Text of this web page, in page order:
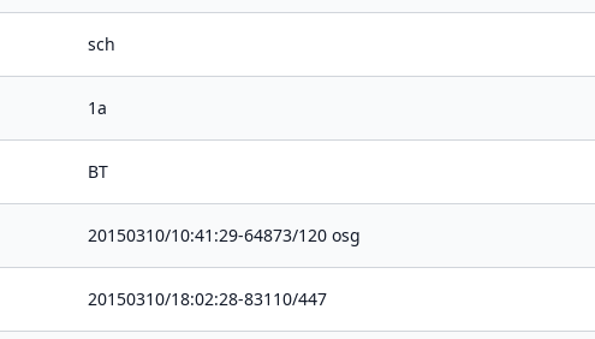
sch
1a
BT
20150310/10:41:29-64873/120 osg
20150310/18:02:28-83110/447